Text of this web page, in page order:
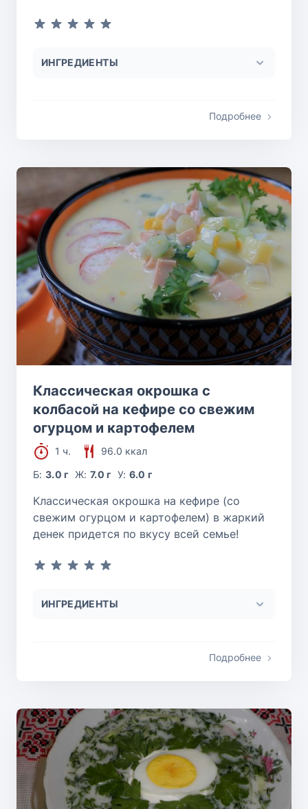
ИНГРЕДИЕНТЫ
Подробнее
Классическая окрошка с
колбасой на кефире со свежим
огурцом и картофелем
1 ч.
96.0 ккал
Б:3.0 г Ж: 7.0 г У: 6.0 г
Классическая окрошка на кефире (со
свежим огурцом и картофелем) в жаркий
денек придется по вкусу всей семье!
ИНГРЕДИЕНТЫ
Подробнее